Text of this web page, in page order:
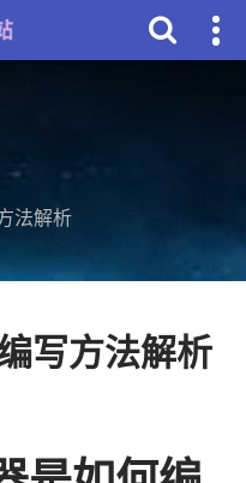
法解析
写方法解析